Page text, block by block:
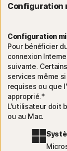
Configuration
Configuration
Pour bénéficier
connexion
suivante.
services même
requises ou que
approprié.*
L'utilisateur doit
ou au Mac.